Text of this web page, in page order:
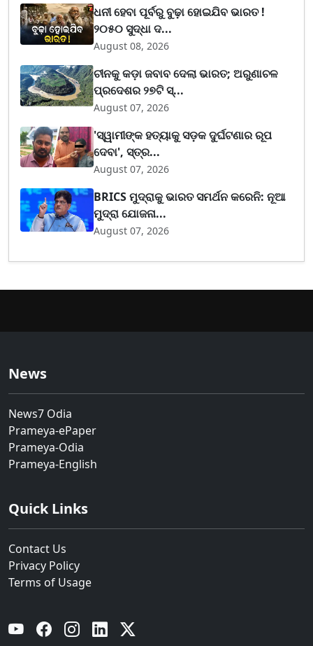
ଧନୀ ହେବା ପୂର୍ବରୁ ବୁଢ଼ା ହୋଇଯିବ ଭାରତ !
୨୦୫୦ ସୁଦ୍ଧା ଦ...
August 08, 2026
ଚୀନକୁ କଡ଼ା ଜବାବ ଦେଲା ଭାରତ; ଅରୁଣାଚଳ
ପ୍ରଦେଶର ୨୭ଟି ସ୍...
August 07, 2026
'ସ୍ୱାମୀଙ୍କ ହତ୍ୟାକୁ ସଡ଼କ ଦୁର୍ଘଟଣାର ରୂପ
ଦେବା', ସ୍ତ୍ର...
August 07, 2026
BRICS ମୁଦ୍ରାକୁ ଭାରତ ସମର୍ଥନ କରେନି: ନୂଆ
ମୁଦ୍ରା ଯୋଜନା...
August 07, 2026
News
News7 Odia
Prameya-ePaper
Prameya-Odia
Prameya-English
Quick Links
Contact Us
Privacy Policy
Terms of Usage
YouTube Facebook Instagram Linkedin